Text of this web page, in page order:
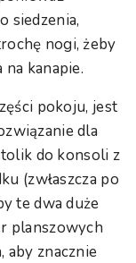
siedzenia,
nogi, żeby
kanapie.
pokoju, jest
dla
do konsoli z
(zwłaszcza po
te dwa duże
planszowych
aby znacznie